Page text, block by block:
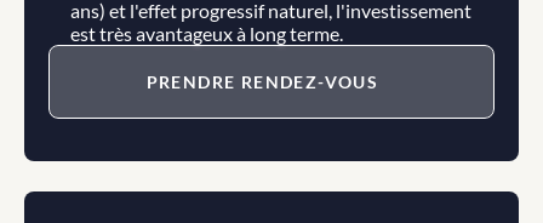
ans) et l'effet progressif naturel, l'investissement
est très avantageux à long terme.
PRENDRE RENDEZ-VOUS